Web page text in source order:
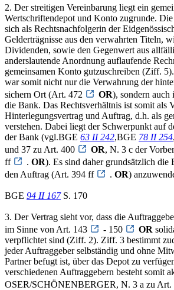
2. Der streitigen Vereinbarung liegt ein
Wertschriftendepot und Konto zugrunde.
sich als Rechtsnachfolgerin der
Gelderträgnisse aus den verwahrten Titeln,
Dividenden, sowie den Gegenwert aus
anderslautende Anordnung auflaufende
gemeinsamen Konto gutzuschreiben (Ziff.
war somit nicht nur die Verwahrung der
sichern Ort (Art. 472
OR), sondern auch
die Bank. Das Rechtsverhältnis ist somit als
Hinterlegungsvertrag und Auftrag, d.h. als
verstehen. Dabei liegt der Schwerpunkt auf
der Bank (vgl.BGE 63 II 242,BGE 78 II 254
und 37 zu Art. 400
OR, N. 3 c der
ff
. OR). Es sind daher grundsätzlich die
den Auftrag (Art. 394 ff
. OR)
BGE 94 II 167S. 170
3. Der Vertrag sieht vor, dass die
im Sinne von Art. 143
- 150 OR
verpflichtet sind (Ziff. 2). Ziff. 3 bestimmt
jeder Auftraggeber selbständig und ohne
Partner befugt ist, über das Depot zu
verschiedenen Auftraggebern besteht somit
OSER/SCHÖNENBERGER, N. 3 a zu Art.